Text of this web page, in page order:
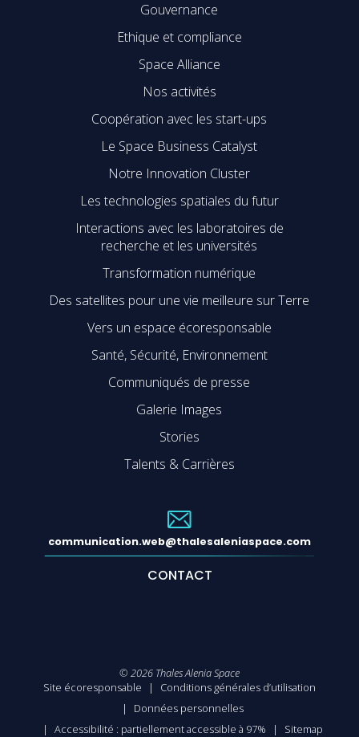
Gouvernance
Ethique et compliance
Space Alliance
Nos activités
Coopération avec les start-ups
Le Space Business Catalyst
Notre Innovation Cluster
Les technologies spatiales du futur
Interactions avec les laboratoires de
recherche et les universités
Transformation numérique
Des satellites pour une vie meilleure sur Terre
Vers un espace écoresponsable
Santé, Sécurité, Environnement
Communiqués de presse
Galerie Images
Stories
Talents & Carrières
communication.web@thalesaleniaspace.com
CONTACT
© 2026 Thales Alenia Space
Site écoresponsable
Conditions générales d’utilisation
Données personnelles
Accessibilité : partiellement accessible à 97%
Sitemap